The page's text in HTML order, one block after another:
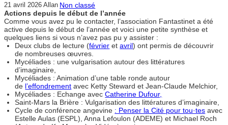
21 avril 2026 Allan Non classé
Actions depuis le début de l’année
Comme vous avez pu le contacter, l’association Fantastinet a été
active depuis le début de l’année et voici une petite synthèse et
quelques liens si vous n’avez pas pu y assister :
Deux clubs de lecture (février etavril) ont permis de découvrir
de nombreuses œuvres.
Mycéliades : une vulgarisation autour des littératures
d’imaginaire,
Mycéliades : Animation d’une table ronde autour
de l’effondrement avec Ketty Steward et Jean-Claude Melchior,
Mycéliades : Echange avecCatherine Dufour,
Saint-Mars la Brière : Vulgarisation des littératures d’imaginaire,
Cycle de conférence angevine : Penser la Cité pour tou·tes avec
Estelle Aulas (ESPL), Anna Lefoulon (ADEME) et Michael Roch